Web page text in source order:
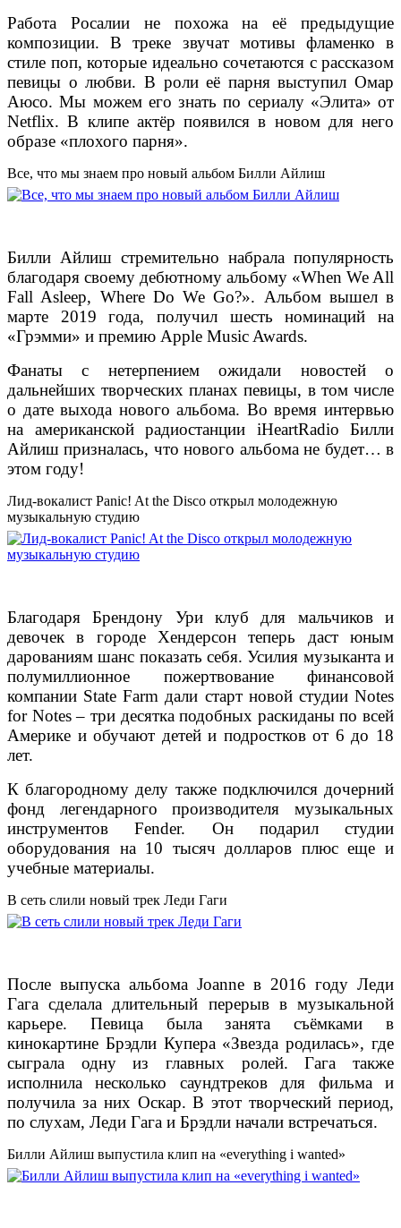
Работа Росалии не похожа на её предыдущие
композиции. В треке звучат мотивы фламенко в
стиле поп, которые идеально сочетаются с рассказом
певицы о любви. В роли её парня выступил Омар
Аюсо. Мы можем его знать по сериалу «Элита» от
Netflix. В клипе актёр появился в новом для него
образе «плохого парня».
Все, что мы знаем про новый альбом Билли Айлиш
Билли Айлиш стремительно набрала популярность
благодаря своему дебютному альбому «When We All
Fall Asleep, Where Do We Go?». Альбом вышел в
марте 2019 года, получил шесть номинаций на
«Грэмми» и премию Apple Music Awards.
Фанаты с нетерпением ожидали новостей о
дальнейших творческих планах певицы, в том числе
о дате выхода нового альбома. Во время интервью
на американской радиостанции iHeartRadio Билли
Айлиш призналась, что нового альбома не будет… в
этом году!
Лид-вокалист Panic! At the Disco открыл молодежную
музыкальную студию
Благодаря Брендону Ури клуб для мальчиков и
девочек в городе Хендерсон теперь даст юным
дарованиям шанс показать себя. Усилия музыканта и
полумиллионное пожертвование финансовой
компании State Farm дали старт новой студии Notes
for Notes – три десятка подобных раскиданы по всей
Америке и обучают детей и подростков от 6 до 18
лет.
К благородному делу также подключился дочерний
фонд легендарного производителя музыкальных
инструментов Fender. Он подарил студии
оборудования на 10 тысяч долларов плюс еще и
учебные материалы.
В сеть слили новый трек Леди Гаги
После выпуска альбома Joanne в 2016 году Леди
Гага сделала длительный перерыв в музыкальной
карьере. Певица была занята съёмками в
кинокартине Брэдли Купера «Звезда родилась», где
сыграла одну из главных ролей. Гага также
исполнила несколько саундтреков для фильма и
получила за них Оскар. В этот творческий период,
по слухам, Леди Гага и Брэдли начали встречаться.
Билли Айлиш выпустила клип на «everything i wanted»